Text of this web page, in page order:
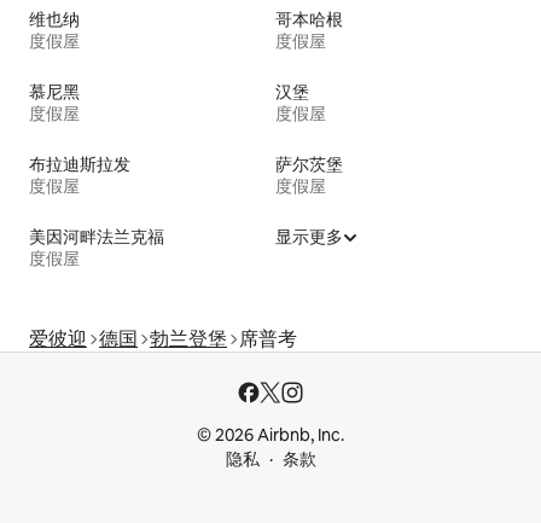
维也纳
度假屋
哥本哈根
度假屋
慕尼黑
度假屋
汉堡
度假屋
布拉迪斯拉发
度假屋
萨尔茨堡
度假屋
美因河畔法兰克福
度假屋
显示更多
爱彼迎 德国 勃兰登堡 席普考
© 2026 Airbnb, Inc.
隐私
条款